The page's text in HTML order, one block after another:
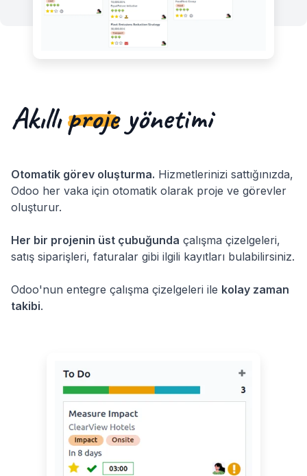
Akıllıprojeyönetimi
Otomatik görev oluşturma. Hizmetlerinizi sattığınızda,
Odoo her vaka için otomatik olarak proje ve görevler
oluşturur.
Her bir projenin üst çubuğunda çalışma çizelgeleri,
satış siparişleri, faturalar gibi ilgili kayıtları bulabilirsiniz.
Odoo'nun entegre çalışma çizelgeleri ile kolay zaman
takibi.